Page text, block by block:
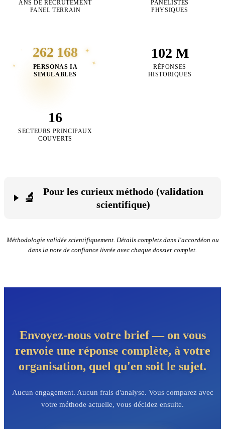
ANS DE RECRUTEMENT
PANEL TERRAIN
PANÉLISTES
PHYSIQUES
✦
✦
✦
262 168
PERSONAS IA
SIMULABLES
102 M
RÉPONSES
HISTORIQUES
16
SECTEURS PRINCIPAUX
COUVERTS
🔬
Pour les curieux méthodo (validation
scientifique)
Méthodologie validée scientifiquement. Détails complets dans l'accordéon ou
dans la note de confiance livrée avec chaque dossier complet.
Envoyez-nous votre brief — on vous
renvoie une réponse complète, à votre
organisation, quel qu'en soit le sujet.
Aucun engagement. Aucun frais d'analyse. Vous comparez avec
votre méthode actuelle, vous décidez ensuite.